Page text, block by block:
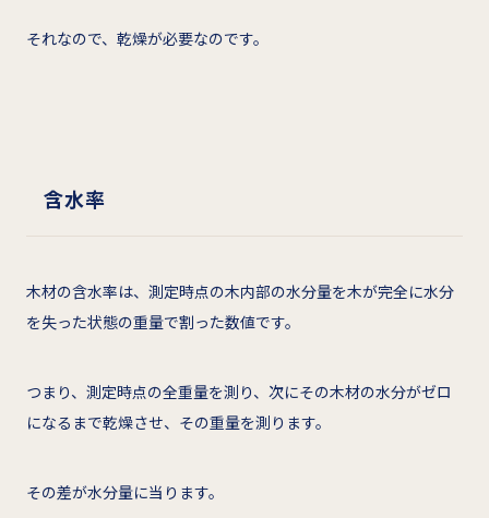
それなので、乾燥が必要なのです。
含水率
木材の含水率は、測定時点の木内部の水分量を木が完全に水分
を失った状態の重量で割った数値です。
つまり、測定時点の全重量を測り、次にその木材の水分がゼロ
になるまで乾燥させ、その重量を測ります。
その差が水分量に当ります。